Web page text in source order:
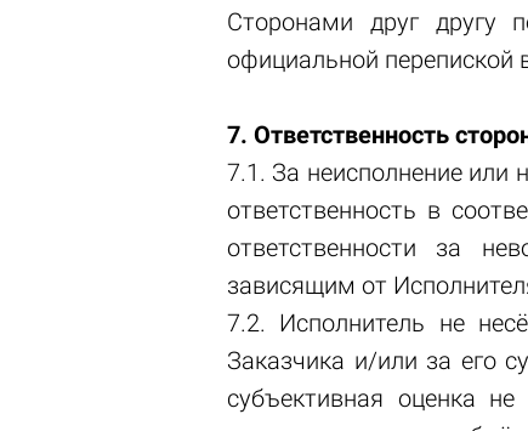
Сторонами друг другу
официальной перепиской
7. Ответственность
7.1. За неисполнение или
ответственность в
ответственности за
зависящим от
7.2. Исполнитель не
Заказчика и/или за его
субъективная оценка